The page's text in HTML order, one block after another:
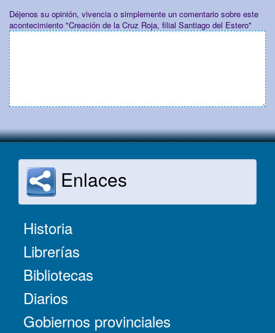
Déjenos su opinión, vivencia o simplemente un comentario sobre este
acontecimiento "Creación de la Cruz Roja, filial Santiago del Estero"
Enlaces
Historia
Librerías
Bibliotecas
Diarios
Gobiernos provinciales